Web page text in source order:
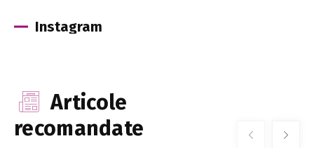
Instagram
Articole
recomandate